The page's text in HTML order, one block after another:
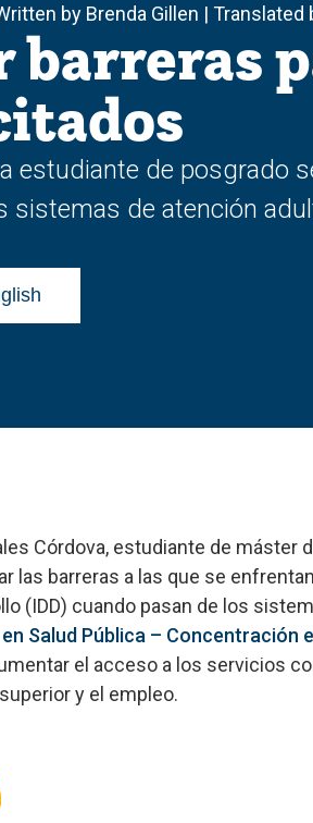
by Brenda Gillen |
estudiante de posgrado
sistemas de atención
Córdova, estudiante de máster
las barreras a las que se
(IDD) cuando pasan de los
Salud Pública – Concentración
el acceso a los servicios
y el empleo.